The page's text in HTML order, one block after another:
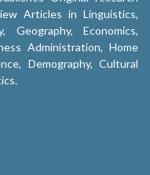
Articles in Linguistics,
Geography, Economics,
Administration, Home
Demography, Cultural